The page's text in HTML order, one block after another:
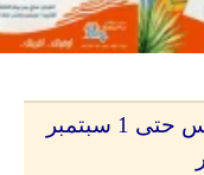
عروض كازيون اليوم 26 اغسطس حتى 1 سبتمبر